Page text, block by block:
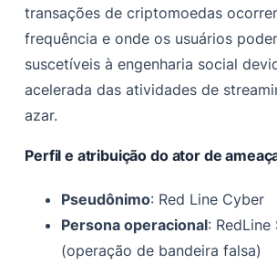
transações de criptomoedas
frequência e onde os usuários
suscetíveis à engenharia social
acelerada das atividades de
azar.
Perfil e atribuição do ator de
Pseudônimo: Red Line Cyber
Persona operacional:
(operação de bandeira falsa)